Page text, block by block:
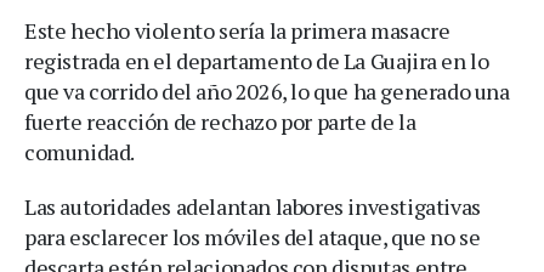
Este hecho violento sería la primera masacre
registrada en el departamento de La Guajira en lo
que va corrido del año 2026, lo que ha generado una
fuerte reacción de rechazo por parte de la
comunidad.
Las autoridades adelantan labores investigativas
para esclarecer los móviles del ataque, que no se